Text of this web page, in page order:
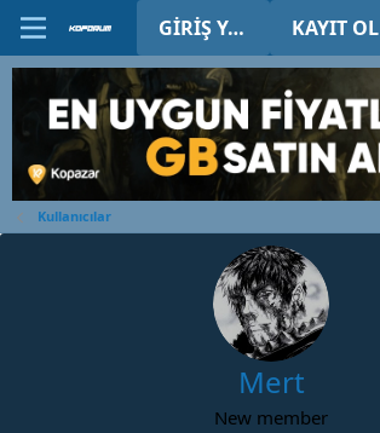
GIRIŞ YAP KAYIT OL
Kullanıcılar
Mert
New member